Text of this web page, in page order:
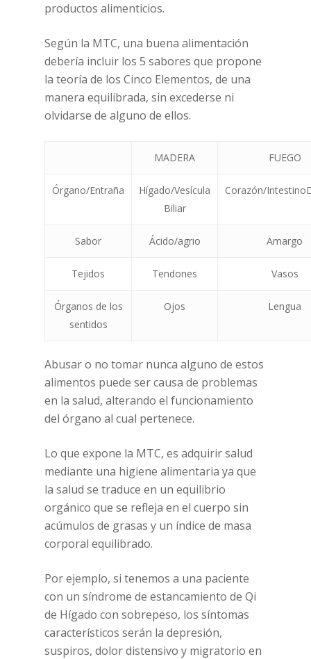
productos alimenticios.
Según la MTC, una buena alimentación
debería incluir los 5 sabores que propone
la teoría de los Cinco Elementos, de una
manera equilibrada, sin excederse ni
olvidarse de alguno de ellos.
MADERA FUEGO
Órgano/Entraña
Hígado/Vesícula
Biliar
Corazón/
Sabor Ácido/agrio Amargo
Tejidos Tendones Vasos
Órganos de los
sentidos
Ojos Lengua
Abusar o no tomar nunca alguno de estos
alimentos puede ser causa de problemas
en la salud, alterando el funcionamiento
del órgano al cual pertenece.
Lo que expone la MTC, es adquirir salud
mediante una higiene alimentaria ya que
la salud se traduce en un equilibrio
orgánico que se refleja en el cuerpo sin
acúmulos de grasas y un índice de masa
corporal equilibrado.
Por ejemplo, si tenemos a una paciente
con un síndrome de estancamiento de Qi
de Hígado con sobrepeso, los síntomas
característicos serán la depresión,
suspiros, dolor distensivo y migratorio en